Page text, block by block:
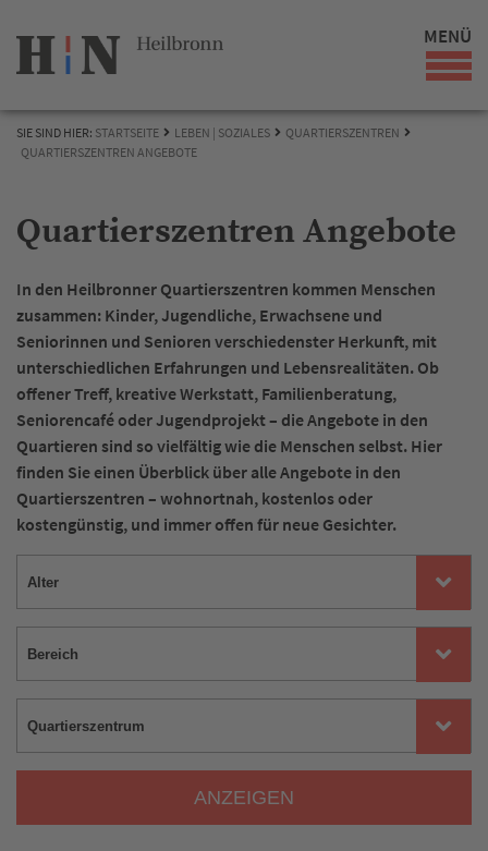
MENÜ
SIE SIND HIER: STARTSEITE LEBEN | SOZIALES
QUARTIERSZENTREN
QUARTIERSZENTREN ANGEBOTE
Quartierszentren Angebote
In den Heilbronner Quartierszentren kommen Menschen
zusammen: Kinder, Jugendliche, Erwachsene und
Seniorinnen und Senioren verschiedenster Herkunft, mit
unterschiedlichen Erfahrungen und Lebensrealitäten. Ob
offener Treff, kreative Werkstatt, Familienberatung,
Seniorencafé oder Jugendprojekt – die Angebote in den
Quartieren sind so vielfältig wie die Menschen selbst. Hier
finden Sie einen Überblick über alle Angebote in den
Quartierszentren – wohnortnah, kostenlos oder
kostengünstig, und immer offen für neue Gesichter.
ANZEIGEN